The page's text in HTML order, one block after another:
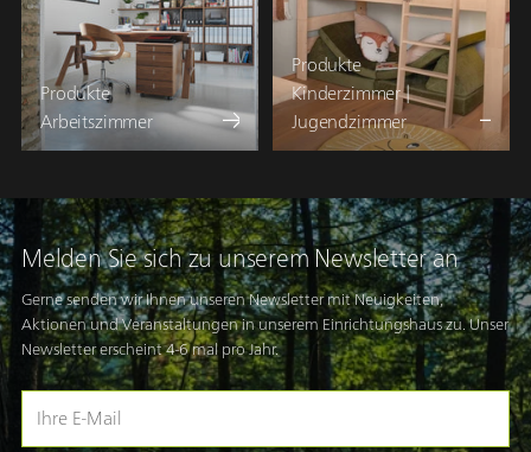
Produkte
Arbeitszimmer
Produkte
Kinderzimmer |
Jugendzimmer
Melden Sie sich zu unserem Newsletter an
Gerne senden wir Ihnen unseren Newsletter mit Neuigkeiten,
Aktionen und Veranstaltungen in unserem Einrichtungshaus zu. Unser
Newsletter erscheint 4-6 mal pro Jahr.